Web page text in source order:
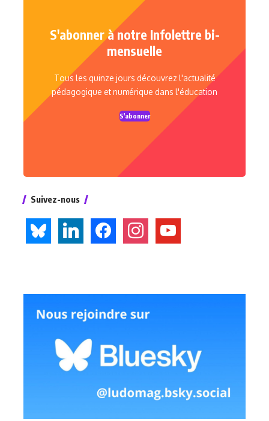
S'abonner à notre Infolettre bi-
mensuelle
Tous les quinze jours découvrez l'actualité
pédagogique et numérique dans l'éducation
S'abonner
Suivez-nous
bluesky linkedin facebook instagramyoutube